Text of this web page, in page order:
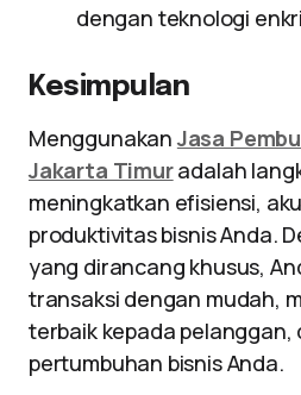
dengan teknologi
Kesimpulan
Menggunakan Jasa
Jakarta Timuradalah
meningkatkan efisiensi,
produktivitas bisnis Anda.
yang dirancang khusus,
transaksi dengan mudah,
terbaik kepada pelanggan,
pertumbuhan bisnis Anda.